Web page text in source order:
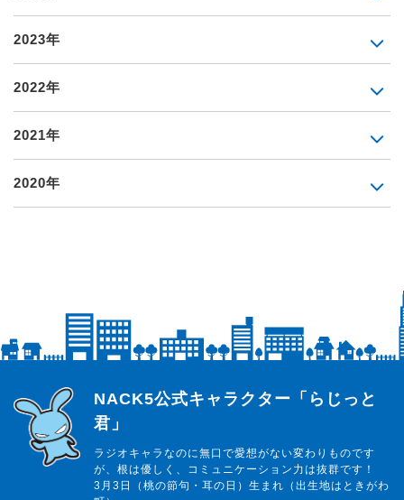
2023年
2022年
2021年
2020年
らじっと君
NACK5公式キャラクター「らじっと
君」
ラジオキャラなのに無口で愛想がない変わりものです
が、根は優しく、コミュニケーション力は抜群です！
3月3日（桃の節句・耳の日）生まれ（出生地はときがわ